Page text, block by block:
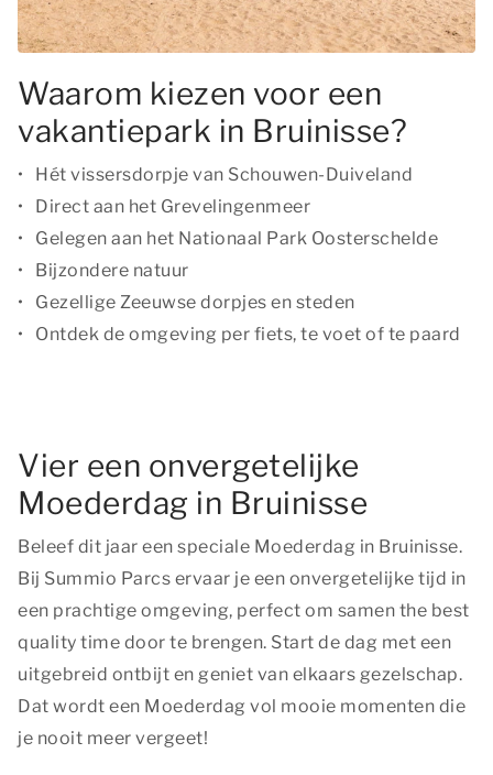
Waarom kiezen voor een
vakantiepark in Bruinisse?
Hét vissersdorpje van Schouwen-Duiveland
Direct aan het Grevelingenmeer
Gelegen aan het Nationaal Park Oosterschelde
Bijzondere natuur
Gezellige Zeeuwse dorpjes en steden
Ontdek de omgeving per fiets, te voet of te paard
Vier een onvergetelijke
Moederdag in Bruinisse
Beleef dit jaar een speciale Moederdag in Bruinisse.
Bij Summio Parcs ervaar je een onvergetelijke tijd in
een prachtige omgeving, perfect om samen the best
quality time door te brengen. Start de dag met een
uitgebreid ontbijt en geniet van elkaars gezelschap.
Dat wordt een Moederdag vol mooie momenten die
je nooit meer vergeet!